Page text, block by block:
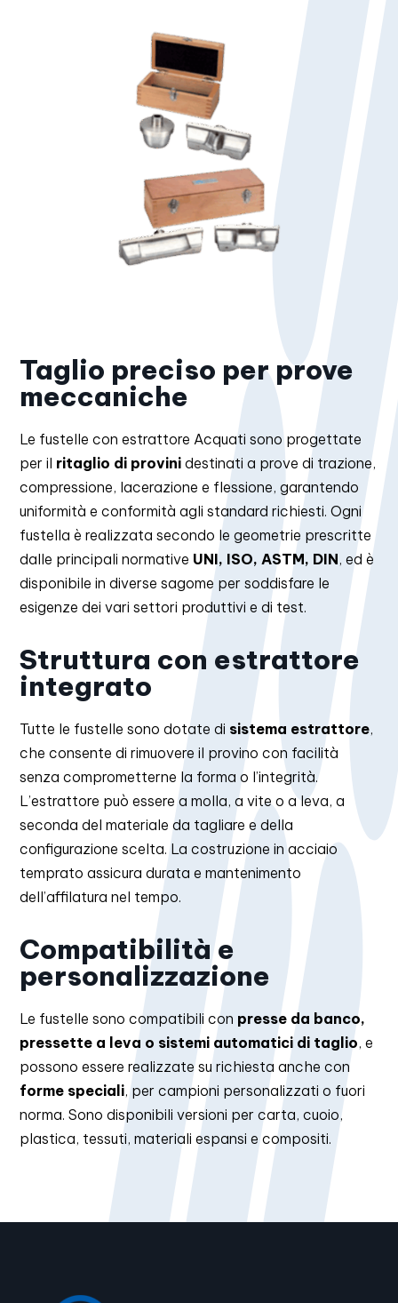
Taglio preciso per prove
meccaniche
Le fustelle con estrattore Acquati sono progettate
per il ritaglio di provini destinati a prove di trazione,
compressione, lacerazione e flessione, garantendo
uniformità e conformità agli standard richiesti. Ogni
fustella è realizzata secondo le geometrie prescritte
dalle principali normative UNI, ISO, ASTM, DIN, ed è
disponibile in diverse sagome per soddisfare le
esigenze dei vari settori produttivi e di test.
Struttura con estrattore
integrato
Tutte le fustelle sono dotate di sistema estrattore,
che consente di rimuovere il provino con facilità
senza comprometterne la forma o l’integrità.
L’estrattore può essere a molla, a vite o a leva, a
seconda del materiale da tagliare e della
configurazione scelta. La costruzione in acciaio
temprato assicura durata e mantenimento
dell’affilatura nel tempo.
Compatibilità e
personalizzazione
Le fustelle sono compatibili con presse da banco,
pressette a leva o sistemi automatici di taglio, e
possono essere realizzate su richiesta anche con
forme speciali, per campioni personalizzati o fuori
norma. Sono disponibili versioni per carta, cuoio,
plastica, tessuti, materiali espansi e compositi.